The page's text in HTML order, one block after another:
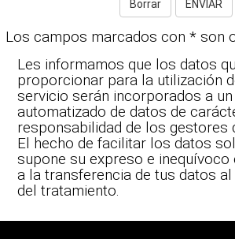
Los campos marcados con * son
Les informamos que los datos
proporcionar para la utilización
servicio serán incorporados a
automatizado de datos de
responsabilidad de los gestores
El hecho de facilitar los datos
supone su expreso e
a la transferencia de tus datos
del tratamiento.